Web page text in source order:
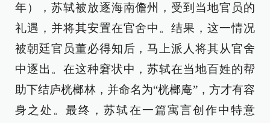
年），苏轼被放逐海南儋州，受到当地官员的
礼遇，并将其安置在官舍中。结果，这一情况
被朝廷官员董必得知后，马上派人将其从官舍
中逐出。在这种窘状中，苏轼在当地百姓的帮
助下结庐桄榔林，并命名为“桄榔庵”，方才有容
身之处。最终，苏轼在一篇寓言创作中特意